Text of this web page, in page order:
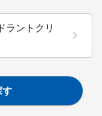
ントクリ
す